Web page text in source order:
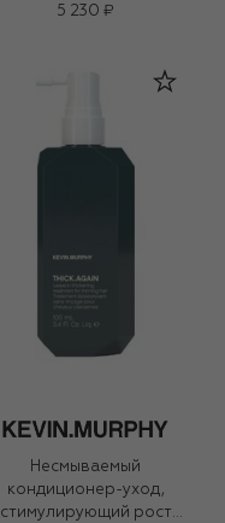
STAYING.ALIVE (150ml)
5 230 ₽
Несмываемый
кондиционер-уход,
стимулирующий рост